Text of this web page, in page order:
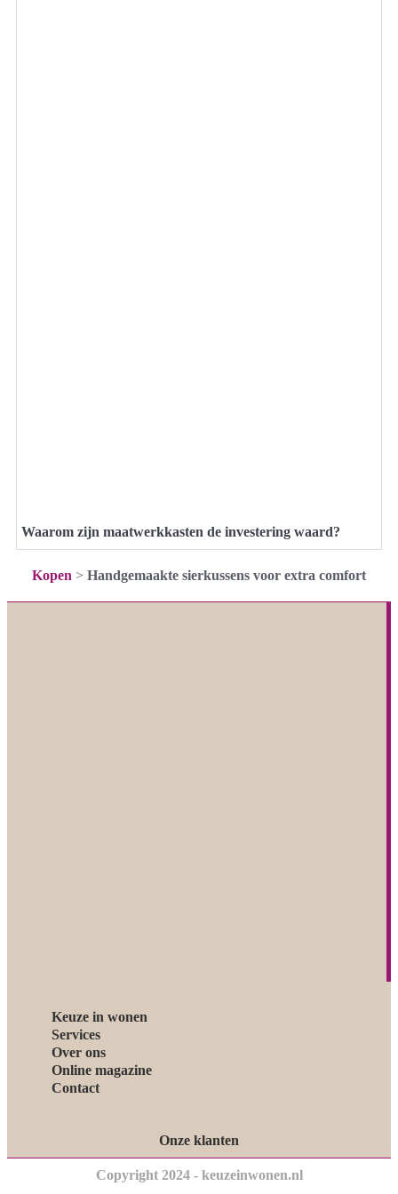
Waarom zijn maatwerkkasten de investering waard?
Kopen > Handgemaakte sierkussens voor extra comfort
Keuze in wonen
Services
Over ons
Online magazine
Contact
Onze klanten
Copyright 2024 - keuzeinwonen.nl